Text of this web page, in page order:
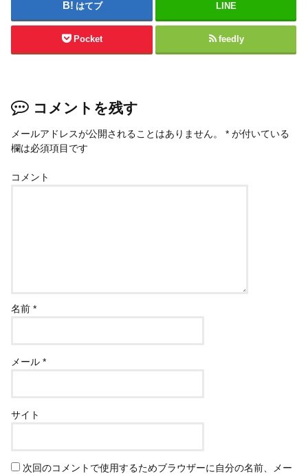
はてブ LINE
Pocket feedly
コメントを残す
メールアドレスが公開されることはありません。 * が付いている
欄は必須項目です
コメント
名前*
メール*
サイト
次回のコメントで使用するためブラウザーに自分の名前、メー